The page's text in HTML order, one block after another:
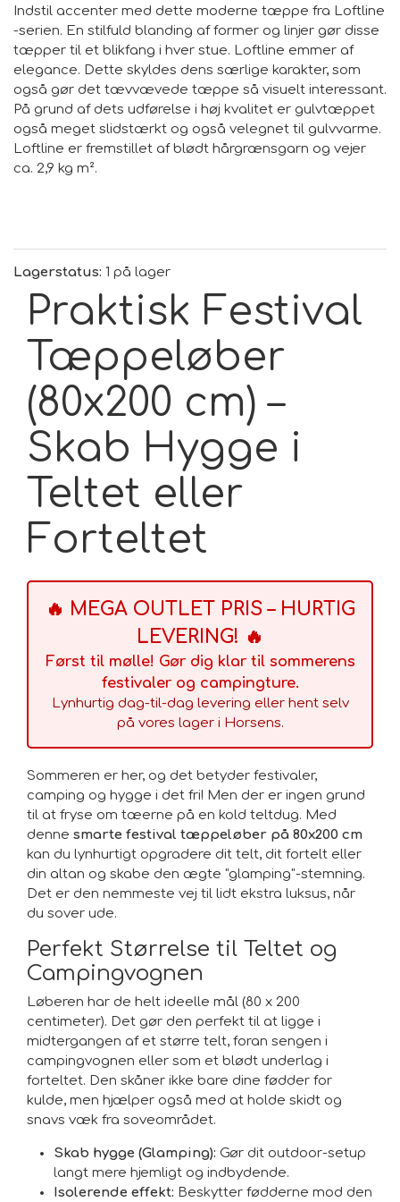
Indstil accenter med dette moderne tæppe fra Loftline
-serien. En stilfuld blanding af former og linjer gør disse
tæpper til et blikfang i hver stue. Loftline emmer af
elegance. Dette skyldes dens særlige karakter, som
også gør det tævvævede tæppe så visuelt interessant.
På grund af dets udførelse i høj kvalitet er gulvtæppet
også meget slidstærkt og også velegnet til gulvvarme.
Loftline er fremstillet af blødt hårgrænsgarn og vejer
ca. 2,9 kg m².
Lagerstatus: 1 på lager
Praktisk Festival
Tæppeløber
(80x200 cm) –
Skab Hygge i
Teltet eller
Forteltet
🔥 MEGA OUTLET PRIS – HURTIG
LEVERING! 🔥
Først til mølle! Gør dig klar til sommerens
festivaler og campingture.
Lynhurtig dag-til-dag levering eller hent selv
på vores lager i Horsens.
Sommeren er her, og det betyder festivaler,
camping og hygge i det fri! Men der er ingen grund
til at fryse om tæerne på en kold teltdug. Med
denne smarte festival tæppeløber på 80x200 cm
kan du lynhurtigt opgradere dit telt, dit fortelt eller
din altan og skabe den ægte "glamping"-stemning.
Det er den nemmeste vej til lidt ekstra luksus, når
du sover ude.
Perfekt Størrelse til Teltet og
Campingvognen
Løberen har de helt ideelle mål (80 x 200
centimeter). Det gør den perfekt til at ligge i
midtergangen af et større telt, foran sengen i
campingvognen eller som et blødt underlag i
forteltet. Den skåner ikke bare dine fødder for
kulde, men hjælper også med at holde skidt og
snavs væk fra soveområdet.
Skab hygge (Glamping): Gør dit outdoor-setup
langt mere hjemligt og indbydende.
Isolerende effekt: Beskytter fødderne mod den